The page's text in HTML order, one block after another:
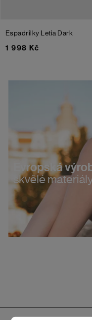
Espadrilky Letia Dark
1 998 Kč
Evropská
skvělé
Zápatí